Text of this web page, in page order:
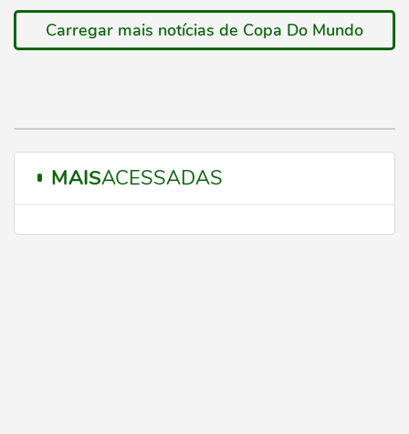
Carregar mais notícias de Copa Do Mundo
MAISACESSADAS